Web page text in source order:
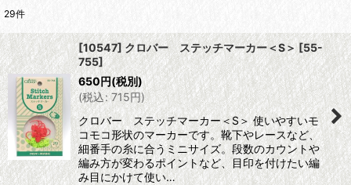
並び順:
絞り込む
29件
[10547] クロバー ステッチマーカー＜S＞ [55-
755]
650円(税別)
(税込: 715円)
クロバー ステッチマーカー＜S＞ 使いやすいモ
コモコ形状のマーカーです。靴下やレースなど、
細番手の糸に合うミニサイズ。段数のカウントや
編み方が変わるポイントなど、目印を付けたい編
み目にかけて使い…